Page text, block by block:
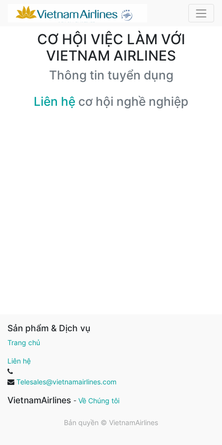
CƠ HỘI VIỆC LÀM VỚI
VIETNAM AIRLINES
Thông tin tuyển dụng
Liên hệ cơ hội nghề nghiệp
Sản phẩm & Dịch vụ
Trang chủ
Liên hệ
Telesales@vietnamairlines.com
VietnamAirlines - Về Chúng tôi
Bản quyền © VietnamAirlines